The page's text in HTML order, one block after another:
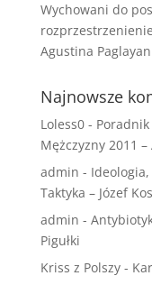
Wychowani do
Agustina Paglayan
Najnowsze
Loless0-
Mężczyzny 2011
admin -
Taktyka – Józef
admin -
Pigułki
Kriss z Polszy-